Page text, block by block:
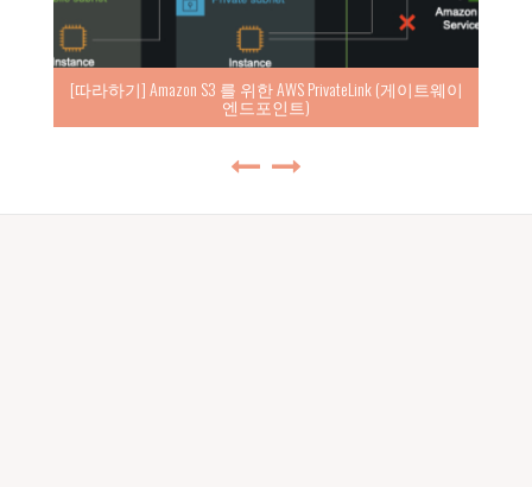
[따라하기] Amazon S3 를 위한 AWS PrivateLink (게이트웨이
엔드포인트)